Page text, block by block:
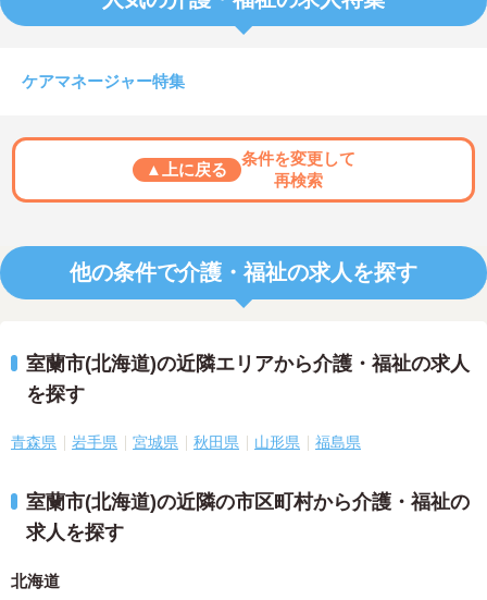
ケアマネージャー特集
▲上に戻る
条件を変更して
再検索
他の条件で介護・福祉の求人を探す
室蘭市(北海道)の近隣エリアから介護・福祉の求人
を探す
青森県 岩手県 宮城県 秋田県 山形県 福島県
室蘭市(北海道)の近隣の市区町村から介護・福祉の
求人を探す
北海道